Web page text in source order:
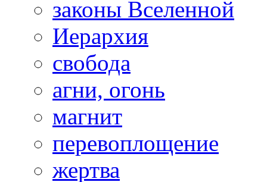
законы Вселенной
Иерархия
свобода
агни, огонь
магнит
перевоплощение
жертва